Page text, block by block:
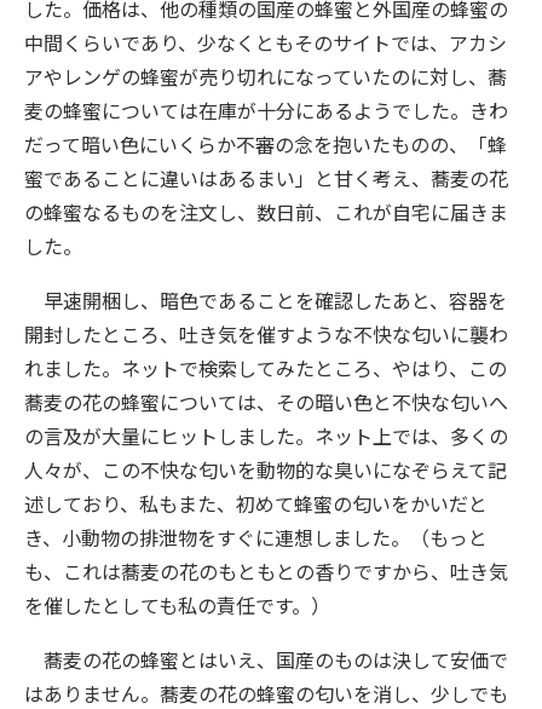
した。価格は、他の種類の国産の蜂蜜と外国産の蜂蜜の
中間くらいであり、少なくともそのサイトでは、アカシ
アやレンゲの蜂蜜が売り切れになっていたのに対し、蕎
麦の蜂蜜については在庫が十分にあるようでした。きわ
だって暗い色にいくらか不審の念を抱いたものの、「蜂
蜜であることに違いはあるまい」と甘く考え、蕎麦の花
の蜂蜜なるものを注文し、数日前、これが自宅に届きま
した。
早速開梱し、暗色であることを確認したあと、容器を
開封したところ、吐き気を催すような不快な匂いに襲わ
れました。ネットで検索してみたところ、やはり、この
蕎麦の花の蜂蜜については、その暗い色と不快な匂いへ
の言及が大量にヒットしました。ネット上では、多くの
人々が、この不快な匂いを動物的な臭いになぞらえて記
述しており、私もまた、初めて蜂蜜の匂いをかいだと
き、小動物の排泄物をすぐに連想しました。（もっと
も、これは蕎麦の花のもともとの香りですから、吐き気
を催したとしても私の責任です。）
蕎麦の花の蜂蜜とはいえ、国産のものは決して安価で
はありません。蕎麦の花の蜂蜜の匂いを消し、少しでも